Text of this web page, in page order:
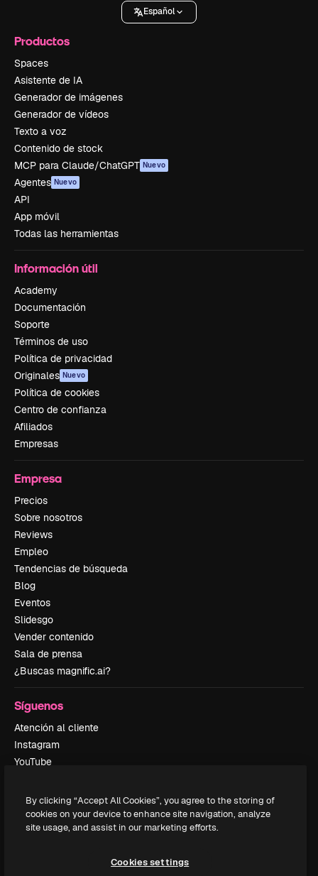
Español
Productos
Spaces
Asistente de IA
Generador de imágenes
Generador de vídeos
Texto a voz
Contenido de stock
MCP para Claude/ChatGPT Nuevo
Agentes Nuevo
API
App móvil
Todas las herramientas
Información útil
Academy
Documentación
Soporte
Términos de uso
Política de privacidad
Originales Nuevo
Política de cookies
Centro de confianza
Afiliados
Empresas
Empresa
Precios
Sobre nosotros
Reviews
Empleo
Tendencias de búsqueda
Blog
Eventos
Slidesgo
Vender contenido
Sala de prensa
¿Buscas magnific.ai?
Síguenos
Atención al cliente
Instagram
YouTube
TikTok
Discord
By clicking “Accept All Cookies”, you agree to the storing of
cookies on your device to enhance site navigation, analyze
site usage, and assist in our marketing efforts.
Cookies settings